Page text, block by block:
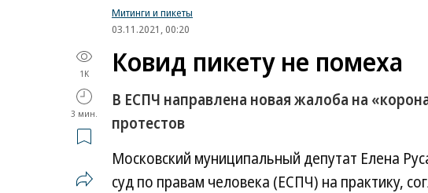
Митинги и пикеты
03.11.2021, 00:20
1K
3 мин.
Ковид пикету не помеха
В ЕСПЧ направлена новая жалоба на
протестов
Московский муниципальный депутат Елена
суд по правам человека (ЕСПЧ) на практику,